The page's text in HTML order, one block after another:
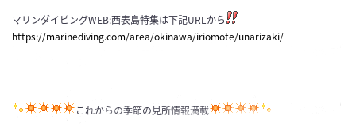
マリンダイビングWEB:西表島特集は下記URLから
https://marinediving.com/area/okinawa/iriomote/unarizaki/
これからの季節の見所情報満載